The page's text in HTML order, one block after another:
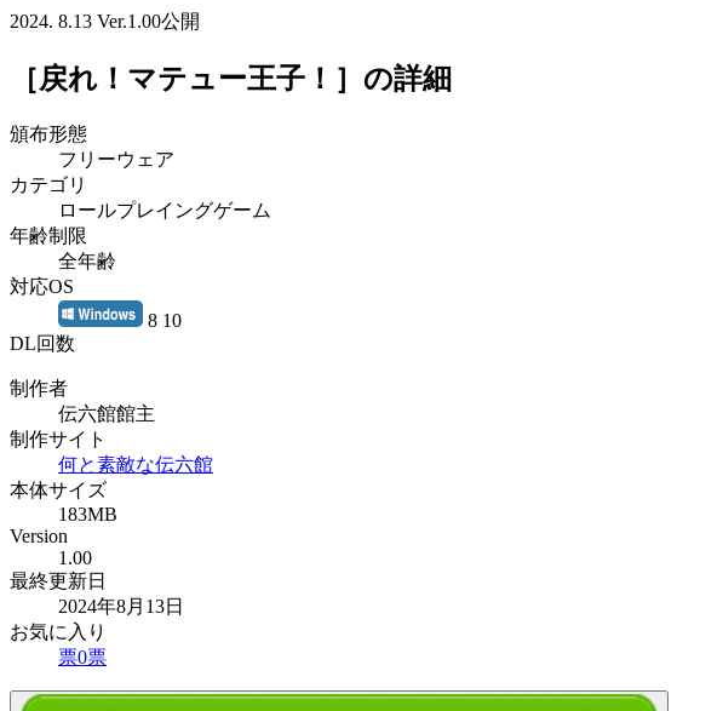
2024. 8.13 Ver.1.00公開
［戻れ！マテュー王子！］ の詳細
頒布形態
フリーウェア
カテゴリ
ロールプレイングゲーム
年齢制限
全年齢
対応OS
8 10
DL回数
制作者
伝六館館主
制作サイト
何と素敵な伝六館
本体サイズ
183MB
Version
1.00
最終更新日
2024年8月13日
お気に入り
票0票